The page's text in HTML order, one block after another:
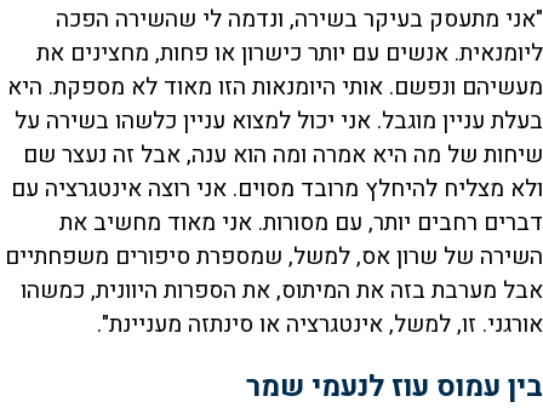
"אני מתעסק בעיקר בשירה, ונדמה לי שהשירה הפכה
ליומנאית. אנשים עם יותר כישרון או פחות, מחצינים את
מעשיהם ונפשם. אותי היומנאות הזו מאוד לא מספקת. היא
בעלת עניין מוגבל. אני יכול למצוא עניין כלשהו בשירה על
שיחות של מה היא אמרה ומה הוא ענה, אבל זה נעצר שם
ולא מצליח להיחלץ מרובד מסוים. אני רוצה אינטגרציה עם
דברים רחבים יותר, עם מסורות. אני מאוד מחשיב את
השירה של שרון אס, למשל, שמספרת סיפורים משפחתיים
אבל מערבת בזה את המיתוס, את הספרות היוונית, כמשהו
אורגני. זו, למשל, אינטגרציה או סינתזה מעניינת".
בין עמוס עוז לנעמי שמר